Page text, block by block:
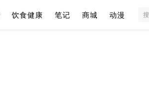
饮食健康 笔记 商城 动漫